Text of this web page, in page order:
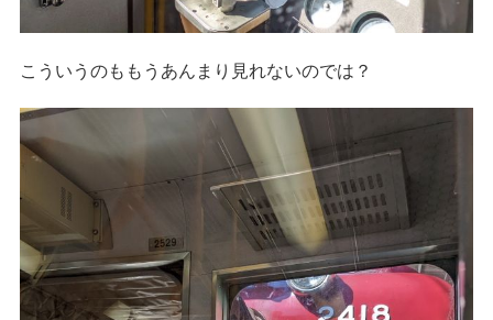
こういうのももうあんまり見れないのでは？